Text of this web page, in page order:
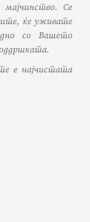
Се
ќе уживате
со Вашето
е најчистата